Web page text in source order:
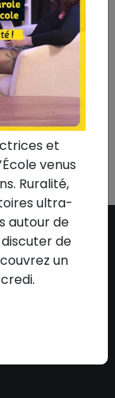
et
venus
Ruralité,
ultra-
autour de
de
un